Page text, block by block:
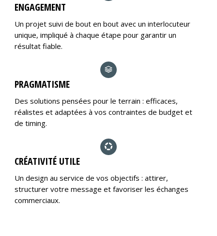
ENGAGEMENT
Un projet suivi de bout en bout avec un interlocuteur
unique, impliqué à chaque étape pour garantir un
résultat fiable.
PRAGMATISME
Des solutions pensées pour le terrain : efficaces,
réalistes et adaptées à vos contraintes de budget et
de timing.
CRÉATIVITÉ UTILE
Un design au service de vos objectifs : attirer,
structurer votre message et favoriser les échanges
commerciaux.